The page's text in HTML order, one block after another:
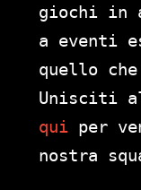
giochi in
a eventi
quello
Unisciti
qui per
nostra